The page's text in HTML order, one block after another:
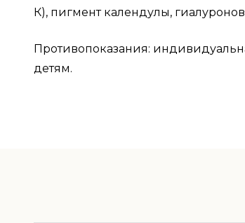
К), пигмент календулы,
Противопоказания:
детям.